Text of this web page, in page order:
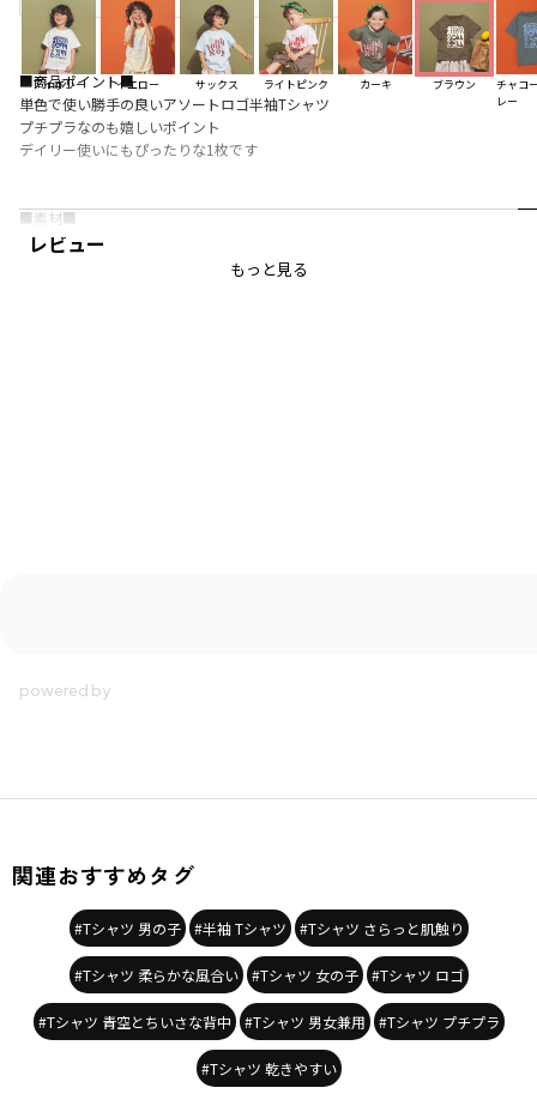
アイボリー イエロー サックス ライトピンク カーキ ブラウン
チャコ
レー
レビュー
■商品ポイント■
単色で使い勝手の良いアソートロゴ半袖Tシャツ
プチプラなのも嬉しいポイント
デイリー使いにもぴったりな1枚です
■素材■
ポリエステルの速乾性・耐久性と綿の吸湿性・通気性を兼ね備え
ヨレにくくお手入れが簡単な天竺生地
子育て世代の中で自然にうまれたリアルトレンドと
ライトピンク/ややあり
伸縮性：あり
＃abityselect#アビティセレクト＃アビティ
#韓国子供服 #韓国子ども服
#子供服 #子ども服 #キッズコーデ
＃おとこのこ＃おとこのこコーデ
＃おんなのこ＃おんなのこコーデ
もっと見る
関連おすすめタグ
#Tシャツ 男の子 #半袖 Tシャツ #Tシャツ さらっと肌触り
#Tシャツ 柔らかな風合い #Tシャツ 女の子 #Tシャツ ロゴ
#Tシャツ 青空とちいさな背中 #Tシャツ 男女兼用 #Tシャツ プチプラ
#Tシャツ 乾きやすい